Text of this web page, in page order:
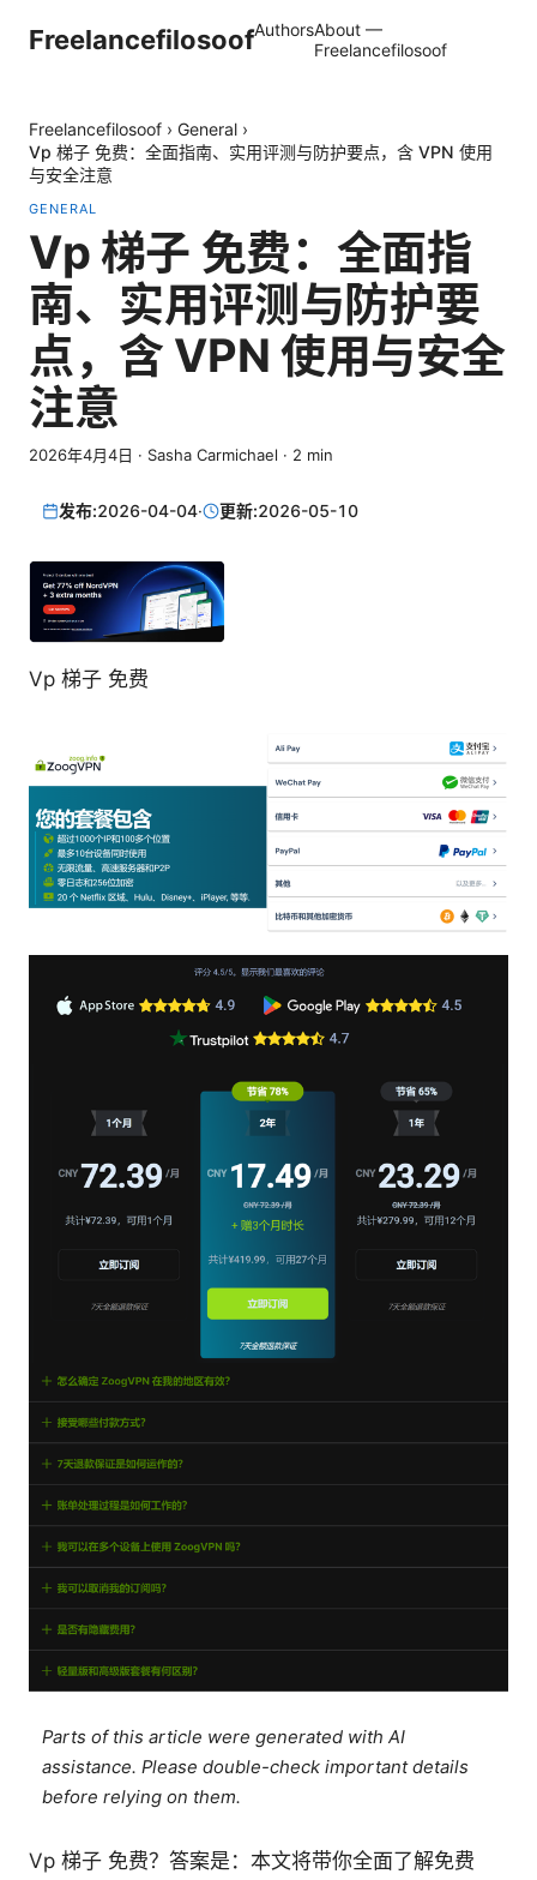
FreelancefilosoofAuthorsAbout —
Freelancefilosoof
Freelancefilosoof › General ›
Vp 梯子 免费：全面指南、实用评测与防护要点，含 VPN 使用
与安全注意
GENERAL
Vp 梯子 免费：全面指
南、实用评测与防护要
点，含 VPN 使用与安全
注意
2026年4月4日 · Sasha Carmichael · 2 min
发布:2026-04-04· 更新:2026-05-10
Vp 梯子 免费
Parts of this article were generated with AI
assistance. Please double-check important details
before relying on them.
Vp 梯子 免费？答案是：本文将带你全面了解免费